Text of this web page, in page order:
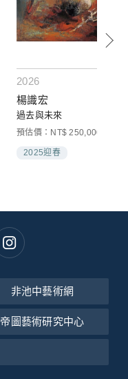
2026
楊識宏
過去與未來
預估價：NT$ 250,000-
2025迎春
非池中藝術網
帝圖藝術研究中心